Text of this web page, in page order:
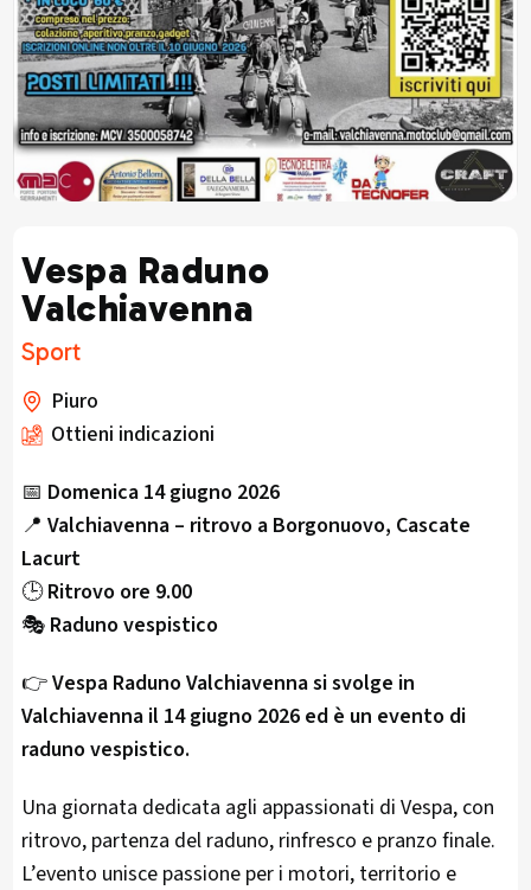
Vespa Raduno
Valchiavenna
Sport
Piuro
Ottieni indicazioni
📅 Domenica 14 giugno 2026
📍 Valchiavenna – ritrovo a Borgonuovo, Cascate
Lacurt
🕒Ritrovo ore 9.00
🎭 Raduno vespistico
👉Vespa Raduno Valchiavenna si svolge in
Valchiavenna il 14 giugno 2026 ed è un evento di
raduno vespistico.
Una giornata dedicata agli appassionati di Vespa, con
ritrovo, partenza del raduno, rinfresco e pranzo finale.
L’evento unisce passione per i motori, territorio e